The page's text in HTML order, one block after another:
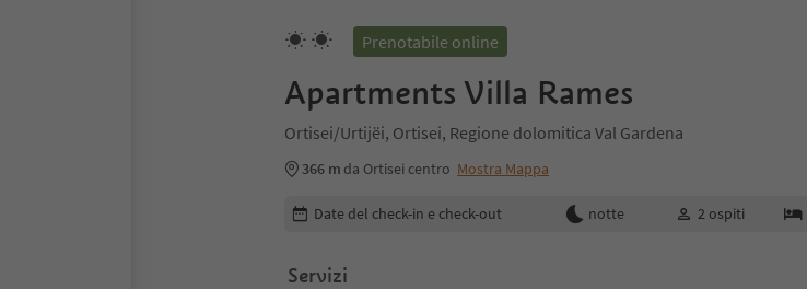
Prenotabile online
Apartments Villa Rames
Ortisei/Urtijëi, Ortisei, Regione dolomitica Val Gardena
366 m da Ortisei centro Mostra Mappa
Modifica i dettagli della prenotazione
Date del check-in e check-out notte 2 ospiti
Servizi